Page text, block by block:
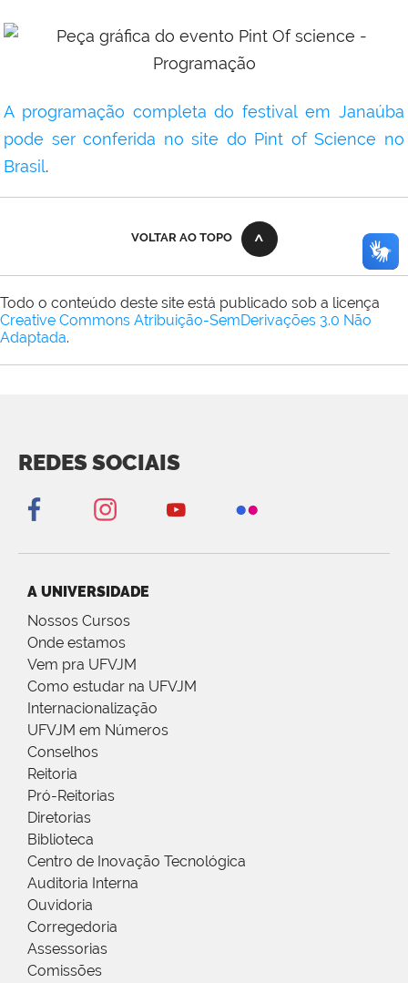
A programação completa do festival em Janaúba
pode ser conferida no site do Pint of Science no
Brasil.
VOLTAR AO TOPO
Todo o conteúdo deste site está publicado sob a licença
Creative Commons Atribuição-SemDerivações 3.0 Não
Adaptada.
REDES SOCIAIS
A UNIVERSIDADE
Nossos Cursos
Onde estamos
Vem pra UFVJM
Como estudar na UFVJM
Internacionalização
UFVJM em Números
Conselhos
Reitoria
Pró-Reitorias
Diretorias
Biblioteca
Centro de Inovação Tecnológica
Auditoria Interna
Ouvidoria
Corregedoria
Assessorias
Comissões